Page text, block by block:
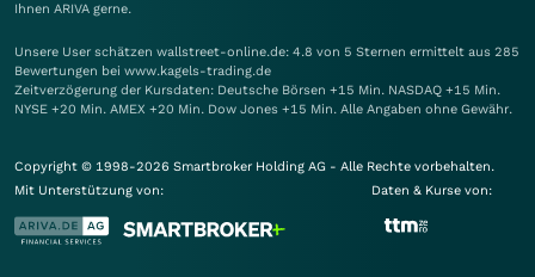
Ihnen ARIVA gerne.
Unsere User schätzen wallstreet-online.de: 4.8 von 5 Sternen ermittelt aus 285
Bewertungen bei www.kagels-trading.de
Zeitverzögerung der Kursdaten: Deutsche Börsen +15 Min. NASDAQ +15 Min.
NYSE +20 Min. AMEX +20 Min. Dow Jones +15 Min. Alle Angaben ohne Gewähr.
Copyright © 1998-2026 Smartbroker Holding AG - Alle Rechte vorbehalten.
Mit Unterstützung von:
Daten & Kurse von: